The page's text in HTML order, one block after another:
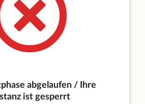
abgelaufen / Ihre
ist gesperrt